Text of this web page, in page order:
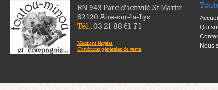
RN 943 Parc d'activité St Martin
62120 Aire-sur-la-Lys
Tél. :03 21 88 61 71
Mentions légales
Conditions générales de vente
Qui
Nous